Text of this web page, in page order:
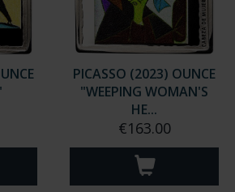
PICASSO (2023) OUNCE
"WEEPING WOMAN'S
HE...
€163.00